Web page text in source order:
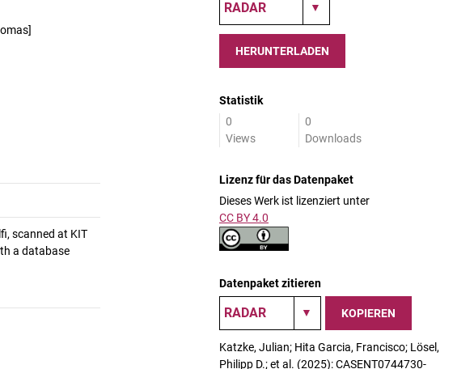
scanned at KIT
a database
HERUNTERLADEN
Statistik
0
Views
0
Downloads
Lizenz für das Datenpaket
Dieses Werk ist lizenziert unter
CC BY 4.0
Datenpaket zitieren
KOPIEREN
Katzke, Julian; Hita Garcia, Francisco; Lösel,
Philipp D.; et al. (2025): CASENT0744730-